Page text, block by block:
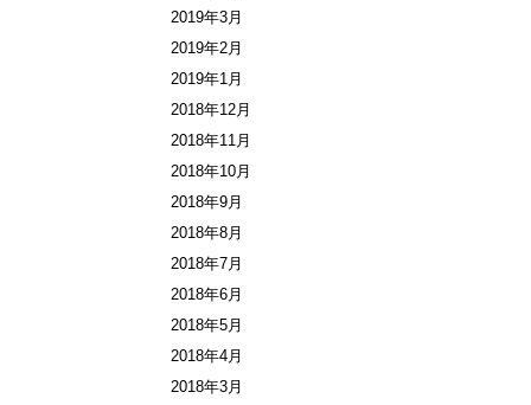
2019年3月
2019年2月
2019年1月
2018年12月
2018年11月
2018年10月
2018年9月
2018年8月
2018年7月
2018年6月
2018年5月
2018年4月
2018年3月